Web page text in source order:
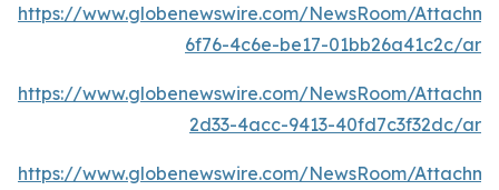
https://www.globenewswire.com/NewsRoom/
6f76-4c6e-be17-01bb26a41c2c/ar
https://www.globenewswire.com/NewsRoom/
2d33-4acc-9413-40fd7c3f32dc/ar
https://www.globenewswire.com/NewsRoom/